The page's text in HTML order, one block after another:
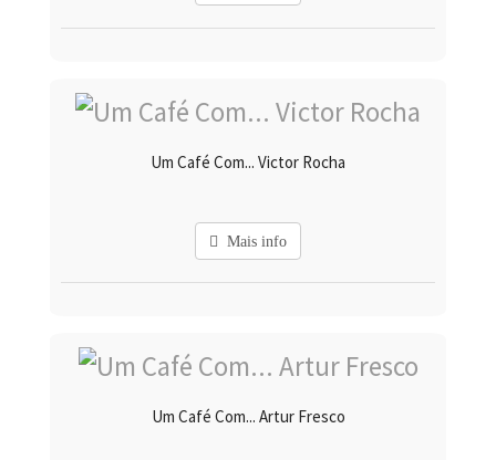
Um Café Com... Victor Rocha
Mais info
Um Café Com... Artur Fresco